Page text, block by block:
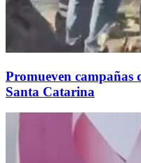
Promueven campañas
Santa Catarina